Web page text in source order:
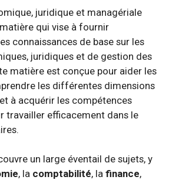
juridique et managériale
qui vise à fournir
connaissances de base sur les
juridiques et de gestion des
matière est conçue pour aider les
les différentes dimensions
à acquérir les compétences
travailler efficacement dans le
un large éventail de sujets, y
, la comptabilité, la finance,